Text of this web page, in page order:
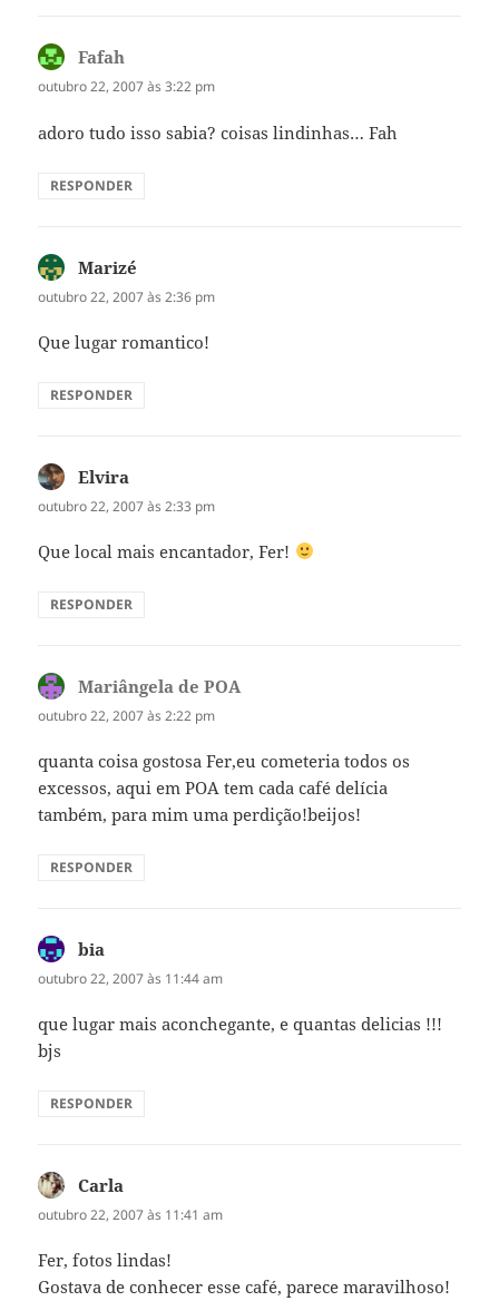
Fafah
outubro 22, 2007 às 3:22 pm
adoro tudo isso sabia? coisas lindinhas… Fah
RESPONDER
Marizé
outubro 22, 2007 às 2:36 pm
Que lugar romantico!
RESPONDER
Elvira
outubro 22, 2007 às 2:33 pm
Que local mais encantador, Fer!
RESPONDER
Mariângela de POA
outubro 22, 2007 às 2:22 pm
quanta coisa gostosa Fer,eu cometeria todos os
excessos, aqui em POA tem cada café delícia
também, para mim uma perdição!beijos!
RESPONDER
bia
outubro 22, 2007 às 11:44 am
que lugar mais aconchegante, e quantas delicias !!!
bjs
RESPONDER
Carla
outubro 22, 2007 às 11:41 am
Fer, fotos lindas!
Gostava de conhecer esse café, parece maravilhoso!